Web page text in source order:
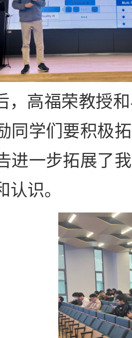
，高福荣教授
同学们要积极
进一步拓展了
认识。